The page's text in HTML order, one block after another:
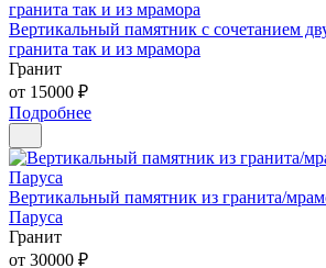
Вертикальный памятник с сочетанием
гранита так и из мрамора
Гранит
от 15000 ₽
Подробнее
Вертикальный памятник из гранита/
Паруса
Гранит
от 30000 ₽